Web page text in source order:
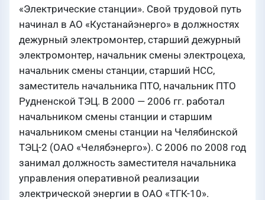
«Электрические станции». Свой трудовой путь
начинал в АО «Кустанайэнерго» в должностях
дежурный электромонтер, старший дежурный
электромонтер, начальник смены электроцеха,
начальник смены станции, старший НСС,
заместитель начальника ПТО, начальник ПТО
Рудненской ТЭЦ. В 2000 — 2006 гг. работал
начальником смены станции и старшим
начальником смены станции на Челябинской
ТЭЦ-2 (ОАО «Челябэнерго»). С 2006 по 2008 год
занимал должность заместителя начальника
управления оперативной реализации
электрической энергии в ОАО «ТГК-10».